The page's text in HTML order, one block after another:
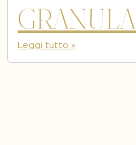
Leggi tutto »